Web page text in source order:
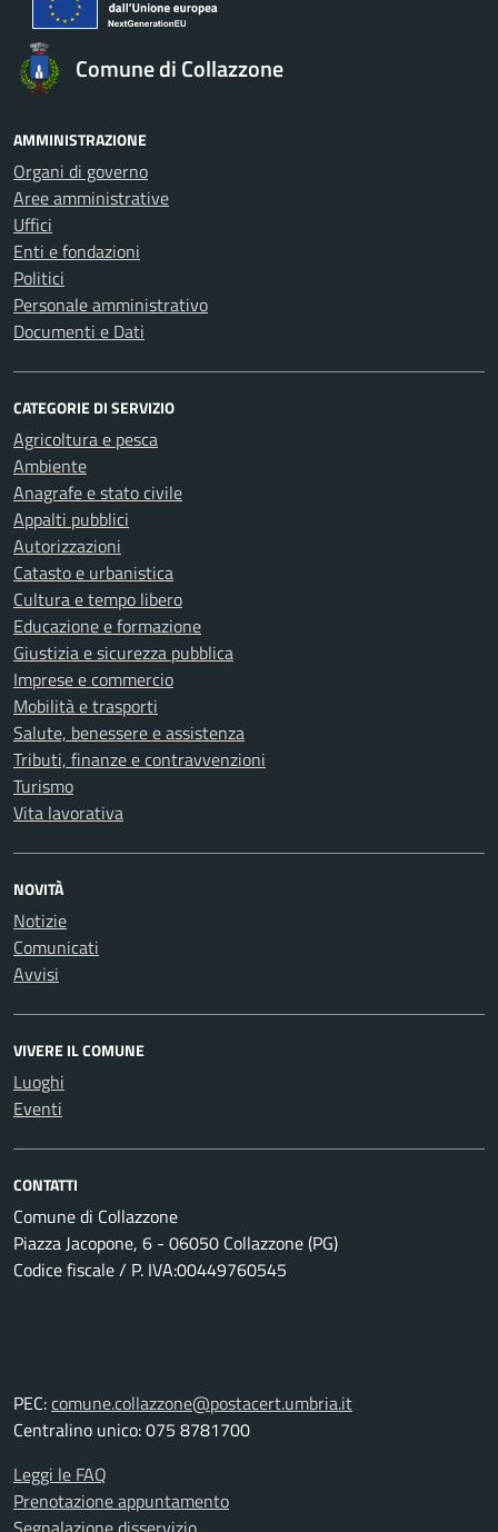
Comune di Collazzone
AMMINISTRAZIONE
Organi di governo
Aree amministrative
Uffici
Enti e fondazioni
Politici
Personale amministrativo
Documenti e Dati
CATEGORIE DI SERVIZIO
Agricoltura e pesca
Ambiente
Anagrafe e stato civile
Appalti pubblici
Autorizzazioni
Catasto e urbanistica
Cultura e tempo libero
Educazione e formazione
Giustizia e sicurezza pubblica
Imprese e commercio
Mobilità e trasporti
Salute, benessere e assistenza
Tributi, finanze e contravvenzioni
Turismo
Vita lavorativa
NOVITÀ
Notizie
Comunicati
Avvisi
VIVERE IL COMUNE
Luoghi
Eventi
CONTATTI
Comune di Collazzone
Piazza Jacopone, 6 - 06050 Collazzone (PG)
Codice fiscale / P. IVA:00449760545
PEC:comune.collazzone@postacert.umbria.it
Centralino unico: 075 8781700
Leggi le FAQ
Prenotazione appuntamento